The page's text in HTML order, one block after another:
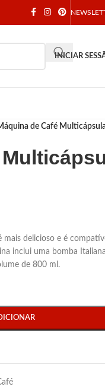
INICIAR
de Café
delicioso e é
inclui uma bomba
de 800 ml.